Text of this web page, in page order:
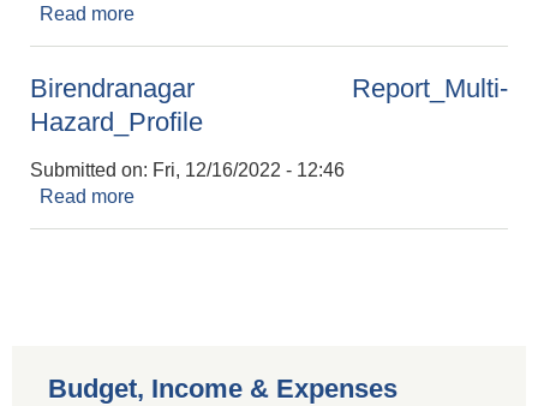
Read more
Birendranagar Report_Multi-
Hazard_Profile
Submitted on: Fri, 12/16/2022 - 12:46
Read more
Budget, Income & Expenses